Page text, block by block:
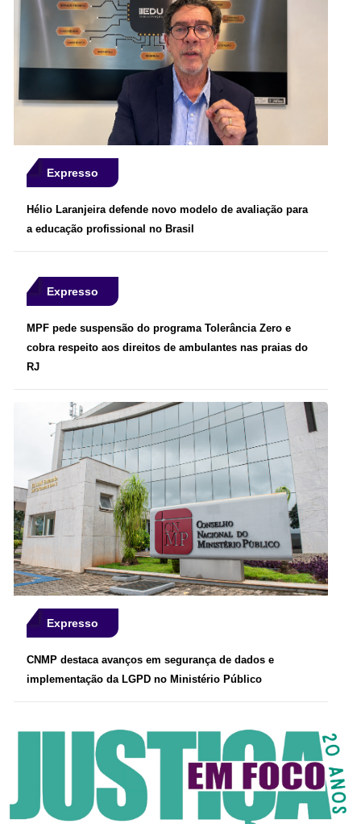
Expresso
Hélio Laranjeira defende novo modelo de avaliação para
a educação profissional no Brasil
Expresso
MPF pede suspensão do programa Tolerância Zero e
cobra respeito aos direitos de ambulantes nas praias do
RJ
Expresso
CNMP destaca avanços em segurança de dados e
implementação da LGPD no Ministério Público